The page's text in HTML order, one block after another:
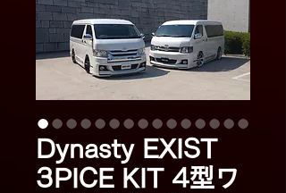
Dynasty EXIST
3PICE KIT 4型ワ